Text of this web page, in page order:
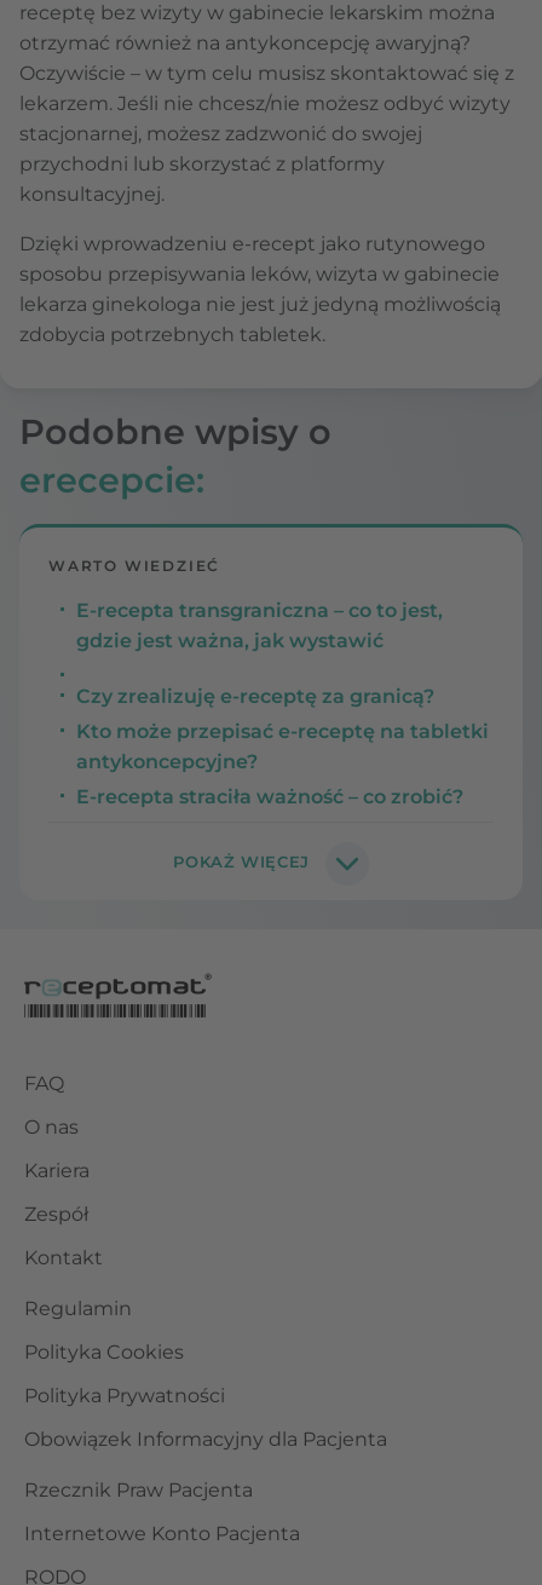
receptę bez wizyty w gabinecie lekarskim można
otrzymać również na antykoncepcję awaryjną?
Oczywiście – w tym celu musisz skontaktować się z
lekarzem. Jeśli nie chcesz/nie możesz odbyć wizyty
stacjonarnej, możesz zadzwonić do swojej
przychodni lub skorzystać z platformy
konsultacyjnej.
Dzięki wprowadzeniu e-recept jako rutynowego
sposobu przepisywania leków, wizyta w gabinecie
lekarza ginekologa nie jest już jedyną możliwością
zdobycia potrzebnych tabletek.
Podobne wpisy o
erecepcie:
WARTO WIEDZIEĆ
E-recepta transgraniczna – co to jest,
gdzie jest ważna, jak wystawić
Czy zrealizuję e-receptę za granicą?
Kto może przepisać e-receptę na tabletki
antykoncepcyjne?
E-recepta straciła ważność – co zrobić?
FAQ
O nas
Kariera
Zespół
Kontakt
Regulamin
Polityka Cookies
Polityka Prywatności
Obowiązek Informacyjny dla Pacjenta
Rzecznik Praw Pacjenta
Internetowe Konto Pacjenta
RODO